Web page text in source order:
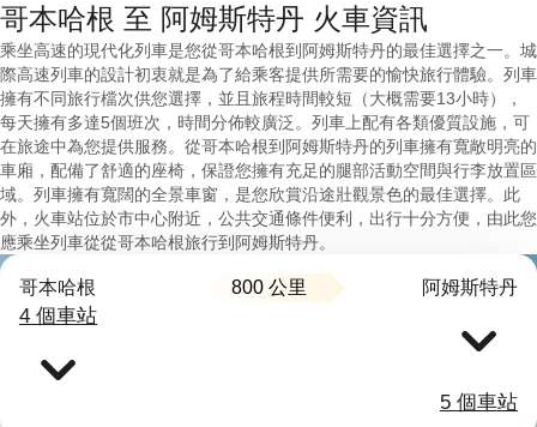
哥本哈根 至 阿姆斯特丹 火車資訊
乘坐高速的現代化列車是您從哥本哈根到阿姆斯特丹的最佳選擇之一。城
際高速列車的設計初衷就是為了給乘客提供所需要的愉快旅行體驗。列車
擁有不同旅行檔次供您選擇，並且旅程時間較短（大概需要13小時），
每天擁有多達5個班次，時間分佈較廣泛。列車上配有各類優質設施，可
在旅途中為您提供服務。從哥本哈根到阿姆斯特丹的列車擁有寬敞明亮的
車廂，配備了舒適的座椅，保證您擁有充足的腿部活動空間與行李放置區
域。列車擁有寬闊的全景車窗，是您欣賞沿途壯觀景色的最佳選擇。此
外，火車站位於市中心附近，公共交通條件便利，出行十分方便，由此您
應乘坐列車從從哥本哈根旅行到阿姆斯特丹。
哥本哈根 800 公里 阿姆斯特丹
4 個車站
5 個車站